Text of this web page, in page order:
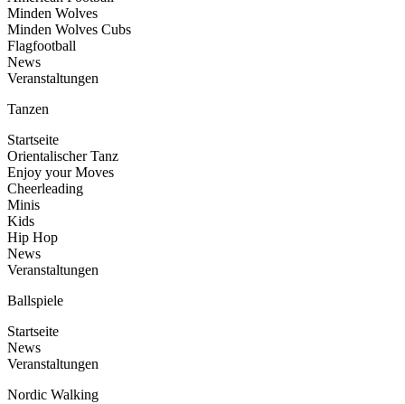
Minden Wolves
Minden Wolves Cubs
Flagfootball
News
Veranstaltungen
Tanzen
Startseite
Orientalischer Tanz
Enjoy your Moves
Cheerleading
Minis
Kids
Hip Hop
News
Veranstaltungen
Ballspiele
Startseite
News
Veranstaltungen
Nordic Walking